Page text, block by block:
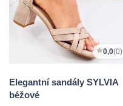
0,0(0)
Elegantní sandály SYLVIA
béžové